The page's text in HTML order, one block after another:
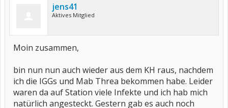
jens41
Aktives Mitglied
Moin zusammen,
bin nun nun auch wieder aus dem KH raus, nachdem
ich die IGGs und Mab Threa bekommen habe. Leider
waren da auf Station viele Infekte und ich hab mich
natürlich angesteckt. Gestern gab es auch noch